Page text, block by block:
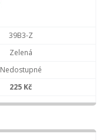
39B3-Z
Zelená
Nedostupné
225 Kč